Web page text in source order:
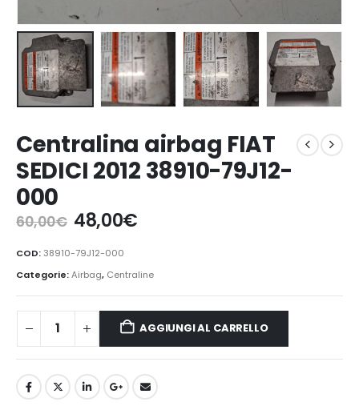
Centralina airbag FIAT
SEDICI 2012 38910-79J12-
000
60,00€ Il
prezzo
originale
era:
60,00€.
48,00€Il
è:
48,00€.
COD:38910-79J12-000
Categorie:Airbag, Centraline
AGGIUNGI AL CARRELLO